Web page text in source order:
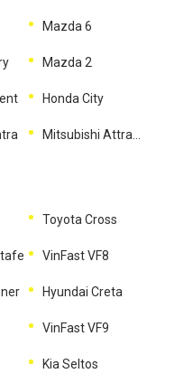
Mazda 6
Mazda 2
Honda City
Toyota Cross
VinFast VF8
Hyundai Creta
VinFast VF9
Kia Seltos